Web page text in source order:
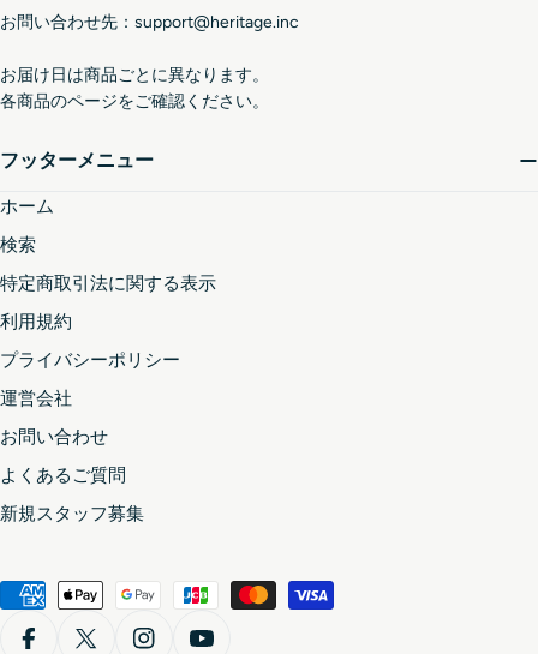
お問い合わせ先：support@heritage.inc
お届け日は商品ごとに異なります。
各商品のページをご確認ください。
フッターメニュー
ホーム
検索
特定商取引法に関する表示
利用規約
プライバシーポリシー
運営会社
お問い合わせ
よくあるご質問
新規スタッフ募集